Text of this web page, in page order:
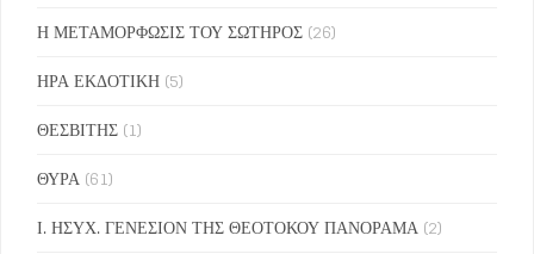
Η ΜΕΤΑΜΟΡΦΩΣΙΣ ΤΟΥ ΣΩΤΗΡΟΣ (26)
ΗΡΑ ΕΚΔΟΤΙΚΗ (5)
ΘΕΣΒΙΤΗΣ (1)
ΘΥΡΑ (61)
Ι. ΗΣΥΧ. ΓΕΝΕΣΙΟΝ ΤΗΣ ΘΕΟΤΟΚΟΥ ΠΑΝΟΡΑΜΑ (2)